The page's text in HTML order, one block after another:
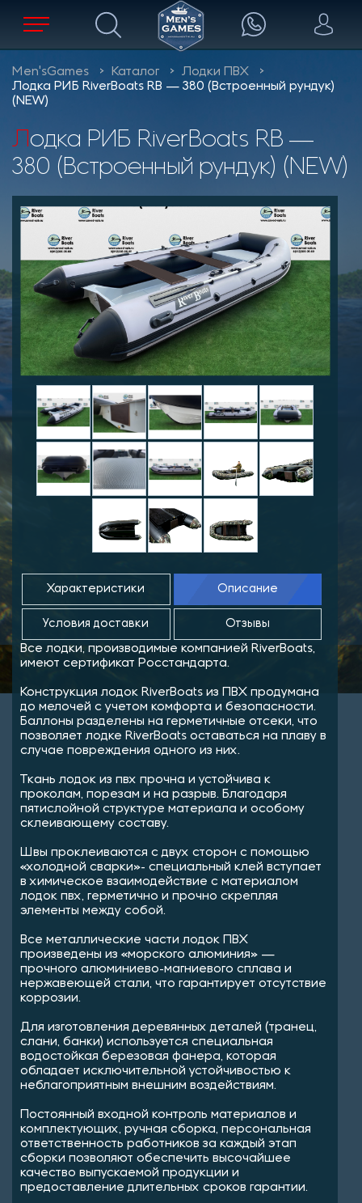
Men'sGames Каталог
Лодки ПВХ
Лодка РИБ RiverBoats RB — 380 (Встроенный рундук)
(NEW)
Лодка РИБ RiverBoats RB —
380 (Встроенный рундук) (NEW)
Характеристики Описание
Условия доставки Отзывы
Все лодки, производимые компанией RiverBoats,
имеют сертификат Росстандарта.
Конструкция лодок RiverBoats из ПВХ продумана
до мелочей с учетом комфорта и безопасности.
Баллоны разделены на герметичные отсеки, что
позволяет лодке RiverBoats оставаться на плаву в
случае повреждения одного из них.
Ткань лодок из пвх прочна и устойчива к
проколам, порезам и на разрыв. Благодаря
пятислойной структуре материала и особому
склеивающему составу.
Швы проклеиваются с двух сторон с помощью
«холодной сварки»- специальный клей вступает
в химическое взаимодействие с материалом
лодок пвх, герметично и прочно скрепляя
элементы между собой.
Все металлические части лодок ПВХ
произведены из «морского алюминия» —
прочного алюминиево-магниевого сплава и
нержавеющей стали, что гарантирует отсутствие
коррозии.
Для изготовления деревянных деталей (транец,
слани, банки) используется специальная
водостойкая березовая фанера, которая
обладает исключительной устойчивостью к
неблагоприятным внешним воздействиям.
Постоянный входной контроль материалов и
комплектующих, ручная сборка, персональная
ответственность работников за каждый этап
сборки позволяют обеспечить высочайшее
качество выпускаемой продукции и
предоставление длительных сроков гарантии.